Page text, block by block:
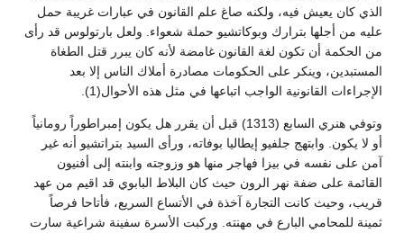
الذي كان يعيش فيه، ولكنه صاغ علم القانون في عبارات غريبة حمل
عليه من أجلها بترارك وبوكاتشيو حملة شعواء. ولعل بارتولوس قد رأى
من الحكمة أن تكون لغة القانون غامضة لأنه كان يبرر قتل الطغاة
المستبدين، وينكر على الحكومات مصادرة أملاك الناس إلا بعد
الإجراءات القانونية الواجب اتباعها في مثل هذه الأحوال(1).
وتوفي هنري السابع (1313) قبل أن يقرر هل يكون إمبراطوراً رومانياً
أو لا يكون. وابتهج جلفيو إيطاليا بوفاته، ورأى السيد بتراتشيو أنه غير
آمن على نفسه في بيزا فهاجر منها هو وزوجته وابنته إلى أفنيون
القائمة على ضفة نهر الرون حيث كان البلاط البابوي قد اقيم من عهد
قريب، وحيث كانت التجارة آخذة في الأتساع السريع، فأتاحا فرصاً
ثمينة للمحامي البارع في مهنته. وركبت الأسرة سفينة شراعية سارت